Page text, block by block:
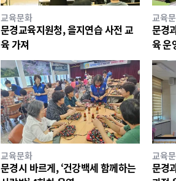
교육문화
문경교육지원청, 을지연습 사전 교
육 가져
교육
문경
육 운
교육문화
문경시 바르게, ‘건강백세 함께하는
교육
문경